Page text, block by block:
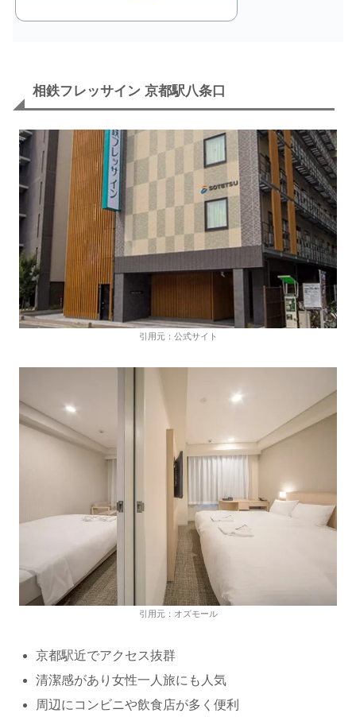
相鉄フレッサイン 京都駅八条口
引用元：公式サイト
引用元：オズモール
京都駅近でアクセス抜群
清潔感があり女性一人旅にも人気
周辺にコンビニや飲食店が多く便利